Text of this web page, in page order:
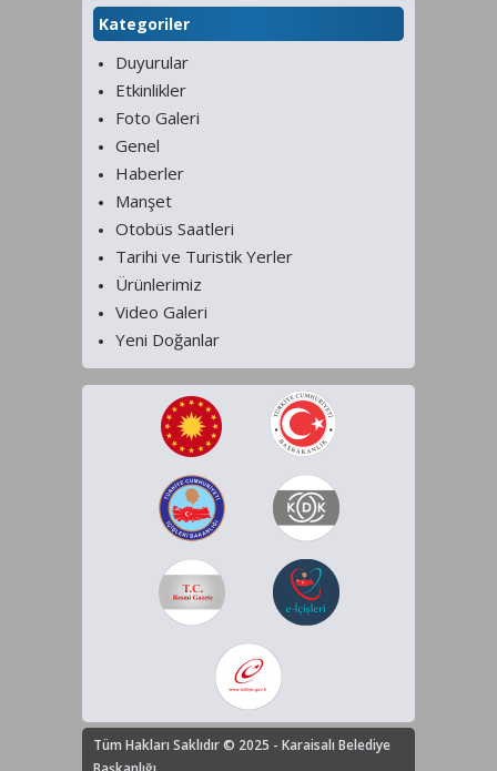
Kategoriler
Duyurular
Etkinlikler
Foto Galeri
Genel
Haberler
Manşet
Otobüs Saatleri
Tarihi ve Turistik Yerler
Ürünlerimiz
Video Galeri
Yeni Doğanlar
Tüm Hakları Saklıdır © 2025 - Karaisalı Belediye